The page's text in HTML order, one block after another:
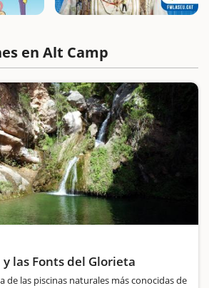
en Alt Camp
las Fonts del Glorieta
de las piscinas naturales más conocidas de